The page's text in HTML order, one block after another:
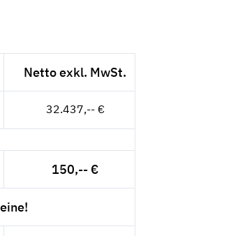
Netto exkl. MwSt.
32.437,-- €
150,-- €